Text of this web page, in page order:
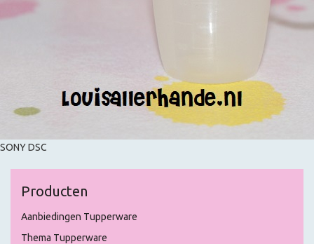
SONY DSC
Producten
Aanbiedingen Tupperware
Thema Tupperware